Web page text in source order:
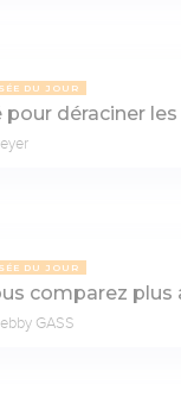
DU JOUR
pour déraciner
DU JOUR
comparez plus
GASS